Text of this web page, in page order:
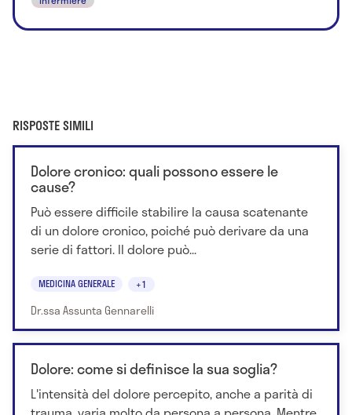
RISPOSTE SIMILI
Dolore cronico: quali possono essere le
cause?
Può essere difficile stabilire la causa scatenante
di un dolore cronico, poiché può derivare da una
serie di fattori. Il dolore può...
MEDICINA GENERALE +1
Dr.ssa Assunta Gennarelli
Dolore: come si definisce la sua soglia?
L'intensità del dolore percepito, anche a parità di